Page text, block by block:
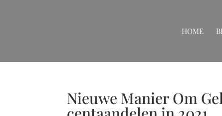
HOME
Nieuwe Manier Om